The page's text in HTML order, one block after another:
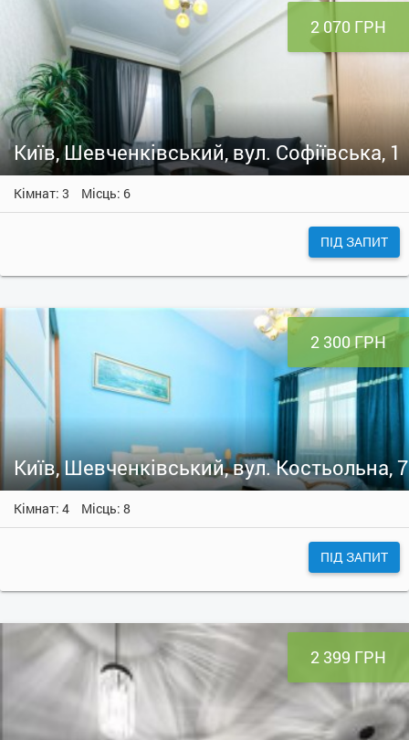
2 070 ГРН
Київ, Шевченківський, вул. Софіївська, 1
Кімнат: 3 Місць: 6
ПІД ЗАПИТ
2 300 ГРН
Київ, Шевченківський, вул. Костьольна, 7
Кімнат: 4 Місць: 8
ПІД ЗАПИТ
2 399 ГРН